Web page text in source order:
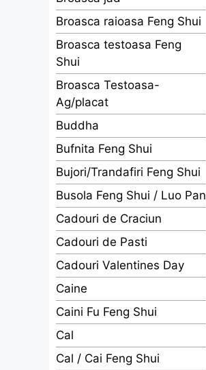
Broasca raioasa Feng Shui
Broasca testoasa Feng
Shui
Broasca Testoasa-
Ag/placat
Buddha
Bufnita Feng Shui
Bujori/Trandafiri Feng Shui
Busola Feng Shui / Luo Pan
Cadouri de Craciun
Cadouri de Pasti
Cadouri Valentines Day
Caine
Caini Fu Feng Shui
Cal
Cal / Cai Feng Shui